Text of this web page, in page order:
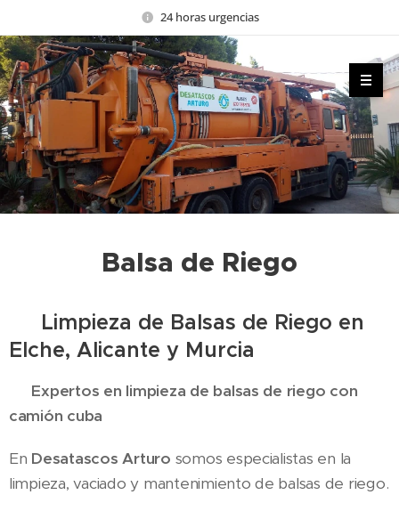
24 horas urgencias
Balsa de Riego
💧 Limpieza de Balsas de Riego en
Elche, Alicante y Murcia
🚜 Expertos en limpieza de balsas de riego con
camión cuba
En Desatascos Arturo somos especialistas en la
limpieza, vaciado y mantenimiento de balsas de riego.